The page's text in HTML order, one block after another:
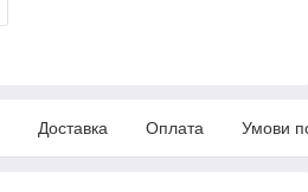
Доставка Оплата Умови